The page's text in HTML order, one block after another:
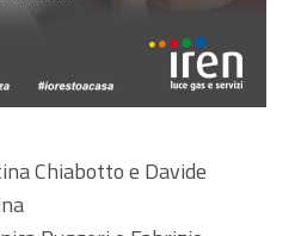
Chiabotto e Davide